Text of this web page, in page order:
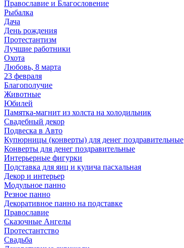
Православие и Благословение
Рыбалка
Дача
День рождения
Протестантизм
Лучшие работники
Охота
Любовь, 8 марта
23 февраля
Благополучие
Животные
Юбилей
Памятка-магнит из холста на холодильник
Свадебный декор
Подвеска в Авто
Купюрницы (конверты) для денег поздравительные
Конверты для денег поздравительные
Интерьерные фигурки
Подставка для яиц и кулича пасхальная
Декор и интерьер
Модульное панно
Резное панно
Декоративное панно на подставке
Православие
Сказочные Ангелы
Протестантство
Свадьба